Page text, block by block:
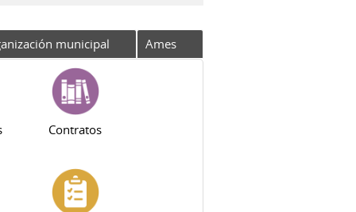
municipal Ames
Contratos